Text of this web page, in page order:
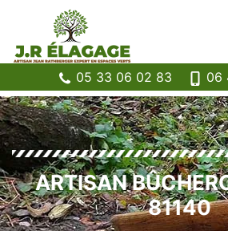
05 33 06 02 83 06
ARTISAN
81140